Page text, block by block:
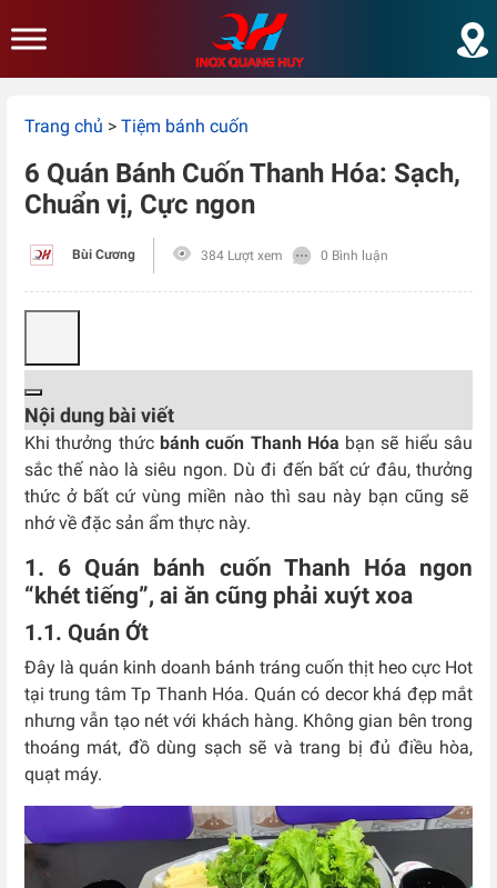
Trang chủ > Tiệm bánh cuốn
6 Quán Bánh Cuốn Thanh Hóa: Sạch,
Chuẩn vị, Cực ngon
Bùi Cương 384 Lượt xem 0 Bình luận
Nội dung bài viết
Khi thưởng thức bánh cuốn Thanh Hóa bạn sẽ hiểu sâu
sắc thế nào là siêu ngon. Dù đi đến bất cứ đâu, thưởng
thức ở bất cứ vùng miền nào thì sau này bạn cũng sẽ
nhớ về đặc sản ẩm thực này.
1. 6 Quán bánh cuốn Thanh Hóa ngon
“khét tiếng”, ai ăn cũng phải xuýt xoa
1.1. Quán Ớt
Đây là quán kinh doanh bánh tráng cuốn thịt heo cực Hot
tại trung tâm Tp Thanh Hóa. Quán có decor khá đẹp mắt
nhưng vẫn tạo nét với khách hàng. Không gian bên trong
thoáng mát, đồ dùng sạch sẽ và trang bị đủ điều hòa,
quạt máy.